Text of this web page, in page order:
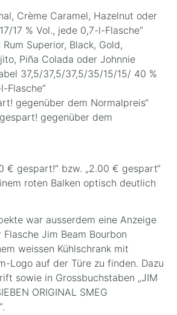
Crème Caramel, Hazelnut oder
17 % Vol., jede 0,7-l-Flasche“
Rum Superior, Black, Gold,
Piña Colada oder Johnnie
37,5/37,5/37,5/35/15/15/ 40 %
Flasche“
gegenüber dem Normalpreis“
gegenüber dem
€ gespart!“ bzw. „2.00 € gespart“
roten Balken optisch deutlich
war ausserdem eine Anzeige
Jim Beam Bourbon
weissen Kühlschrank mit
Logo auf der Türe zu finden. Dazu
sowie in Grossbuchstaben „JIM
ORIGINAL SMEG